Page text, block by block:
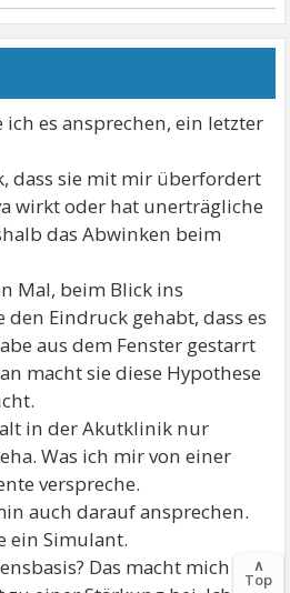
es ansprechen, ein letzter
dass sie mit mir überfordert
wirkt oder hat unerträgliche
das Abwinken beim
Mal, beim Blick ins
Eindruck gehabt, dass es
aus dem Fenster gestarrt
macht sie diese Hypothese
in der Akutklinik nur
Was ich mir von einer
verspreche.
auch darauf ansprechen.
ein Simulant.
Das macht mich
∧
Top